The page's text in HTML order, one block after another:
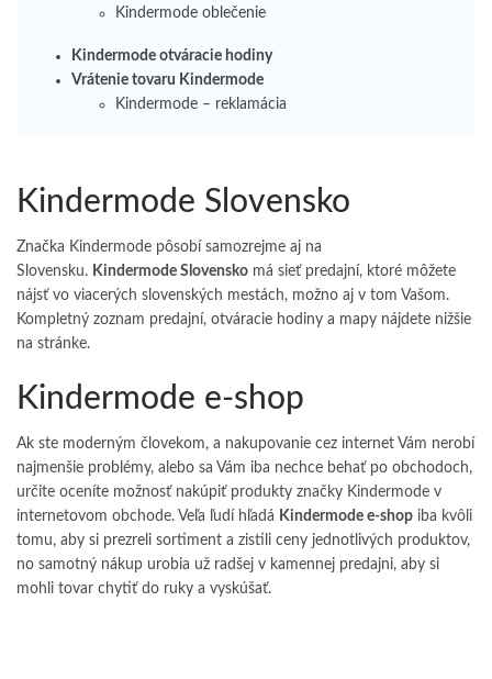
Kindermode oblečenie
Kindermode otváracie hodiny
Vrátenie tovaru Kindermode
Kindermode – reklamácia
Kindermode Slovensko
Značka Kindermode pôsobí samozrejme aj na
Slovensku. Kindermode Slovensko má sieť predajní, ktoré môžete
nájsť vo viacerých slovenských mestách, možno aj v tom Vašom.
Kompletný zoznam predajní, otváracie hodiny a mapy nájdete nižšie
na stránke.
Kindermode e-shop
Ak ste moderným človekom, a nakupovanie cez internet Vám nerobí
najmenšie problémy, alebo sa Vám iba nechce behať po obchodoch,
určite oceníte možnosť nakúpiť produkty značky Kindermode v
internetovom obchode. Veľa ľudí hľadá Kindermode e-shop iba kvôli
tomu, aby si prezreli sortiment a zistili ceny jednotlivých produktov,
no samotný nákup urobia už radšej v kamennej predajni, aby si
mohli tovar chytiť do ruky a vyskúšať.